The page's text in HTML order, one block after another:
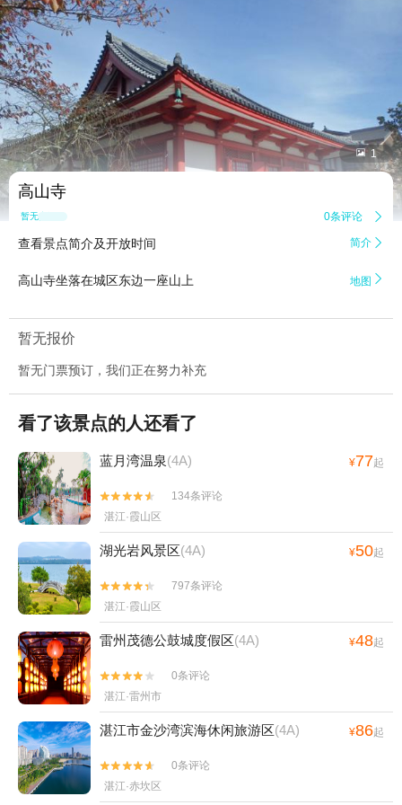
 1
高山寺
暂无点评 0条评论 
查看景点简介及开放时间 简介 
高山寺坐落在城区东边一座山上 地图 
暂无报价
暂无门票预订，我们正在努力补充
看了该景点的人还看了
蓝月湾温泉(4A) ¥77起


134条评论
湛江·霞山区
湖光岩风景区(4A) ¥50起


797条评论
湛江·霞山区
雷州茂德公鼓城度假区(4A) ¥48起


0条评论
湛江·雷州市
湛江市金沙湾滨海休闲旅游区(4A) ¥86起


0条评论
湛江·赤坎区
